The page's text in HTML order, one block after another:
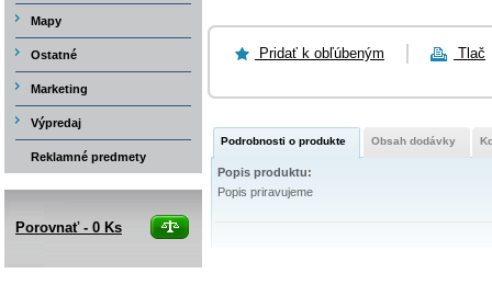
Pridať k obľúbeným Tlač
Podrobnosti o produkte Obsah dodávky
Popis produktu:
Popis priravujeme
Mapy
Ostatné
Marketing
Výpredaj
Reklamné predmety
Porovnať - 0 Ks